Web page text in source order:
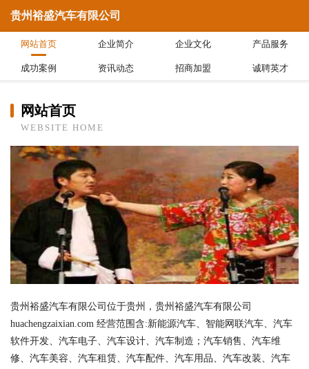
贵州裕盛汽车有限公司
网站首页 企业简介 企业文化 产品服务
成功案例 资讯动态 招商加盟 诚聘英才
网站首页
WEBSITE HOME
贵州裕盛汽车有限公司位于贵州，贵州裕盛汽车有限公司
huachengzaixian.com 经营范围含:新能源汽车、智能网联汽车、汽车
软件开发、汽车电子、汽车设计、汽车制造；汽车销售、汽车维
修、汽车美容、汽车租赁、汽车配件、汽车用品、汽车改装、汽车